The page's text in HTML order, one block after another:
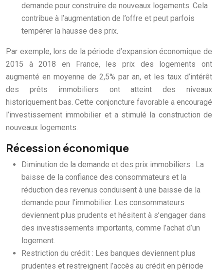
demande pour construire de nouveaux logements. Cela
contribue à l’augmentation de l’offre et peut parfois
tempérer la hausse des prix.
Par exemple, lors de la période d’expansion économique de
2015 à 2018 en France, les prix des logements ont
augmenté en moyenne de 2,5% par an, et les taux d’intérêt
des prêts immobiliers ont atteint des niveaux
historiquement bas. Cette conjoncture favorable a encouragé
l’investissement immobilier et a stimulé la construction de
nouveaux logements.
Récession économique
Diminution de la demande et des prix immobiliers : La
baisse de la confiance des consommateurs et la
réduction des revenus conduisent à une baisse de la
demande pour l’immobilier. Les consommateurs
deviennent plus prudents et hésitent à s’engager dans
des investissements importants, comme l’achat d’un
logement.
Restriction du crédit : Les banques deviennent plus
prudentes et restreignent l’accès au crédit en période